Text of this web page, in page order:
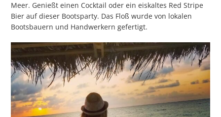
Meer. Genießt einen Cocktail oder ein eiskaltes Red Stripe
Bier auf dieser Bootsparty. Das Floß wurde von lokalen
Bootsbauern und Handwerkern gefertigt.